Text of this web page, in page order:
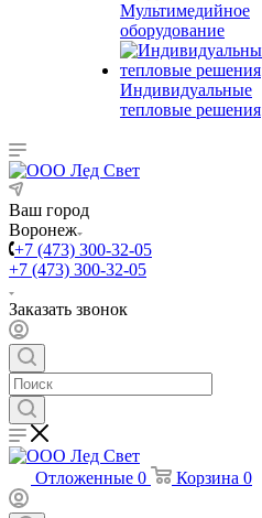
Мультимедийное
оборудование
Индивидуальные
тепловые решения
Ваш город
Воронеж
+7 (473) 300-32-05
+7 (473) 300-32-05
Заказать звонок
Отложенные 0 Корзина 0